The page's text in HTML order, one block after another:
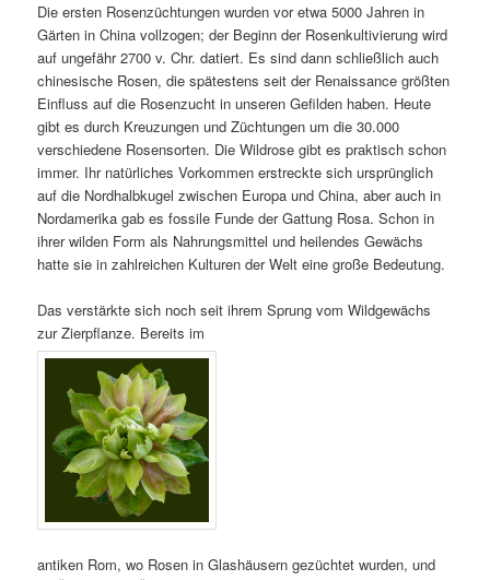
Die ersten Rosenzüchtungen wurden vor etwa 5000 Jahren in
Gärten in China vollzogen; der Beginn der Rosenkultivierung wird
auf ungefähr 2700 v. Chr. datiert. Es sind dann schließlich auch
chinesische Rosen, die spätestens seit der Renaissance größten
Einfluss auf die Rosenzucht in unseren Gefilden haben. Heute
gibt es durch Kreuzungen und Züchtungen um die 30.000
verschiedene Rosensorten. Die Wildrose gibt es praktisch schon
immer. Ihr natürliches Vorkommen erstreckte sich ursprünglich
auf die Nordhalbkugel zwischen Europa und China, aber auch in
Nordamerika gab es fossile Funde der Gattung Rosa. Schon in
ihrer wilden Form als Nahrungsmittel und heilendes Gewächs
hatte sie in zahlreichen Kulturen der Welt eine große Bedeutung.
Das verstärkte sich noch seit ihrem Sprung vom Wildgewächs
zur Zierpflanze. Bereits im
antiken Rom, wo Rosen in Glashäusern gezüchtet wurden, und